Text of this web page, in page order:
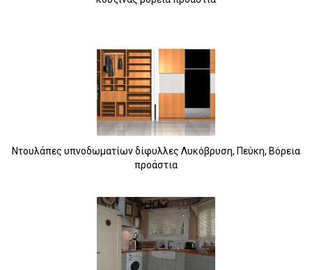
Ντουλάπες υπνοδωματίων δίφυλλες Λυκόβρυση, Πεύκη, Βόρεια
προάστια